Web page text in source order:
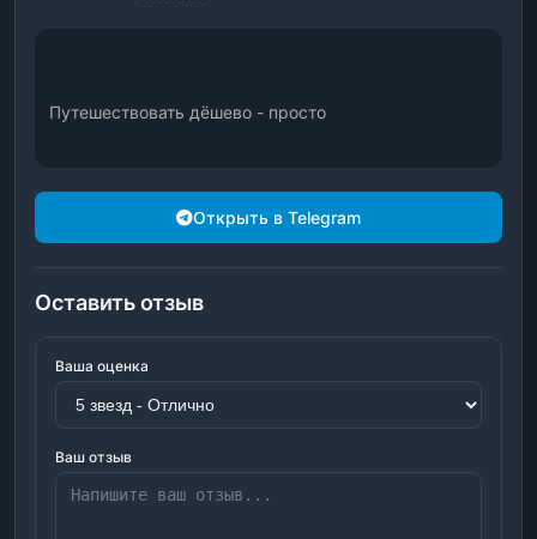
Путешествовать дёшево - просто
Открыть в Telegram
Оставить отзыв
Ваша оценка
Ваш отзыв